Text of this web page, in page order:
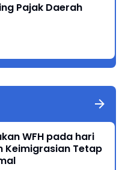
Pajak Daerah
WFH pada hari
Keimigrasian Tetap